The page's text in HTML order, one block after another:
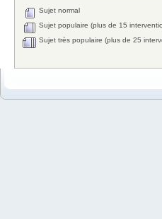
Sujet normal
Sujet populaire (plus de 15
Sujet très populaire (plus de 25